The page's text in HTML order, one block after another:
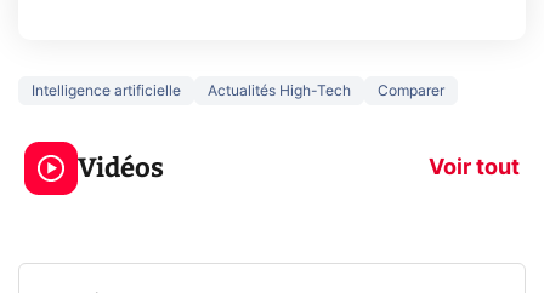
Intelligence artificielle Actualités High-Tech Comparer
Vidéos Voir tout
5 générations de
jeux dans la
prochaine Xbox !
Ce que vous
navigation